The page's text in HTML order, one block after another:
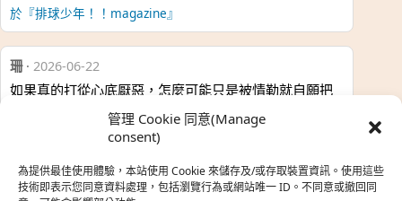
管理 Cookie 同意(Manage
consent)
為提供最佳使用體驗，本站使用 Cookie 來儲存及/或存取裝置資訊。使用這些
技術即表示您同意資料處理，包括瀏覽行為或網站唯一 ID。不同意或撤回同
於『排球少年！！magazine』
珊· 2026-06-22
如果真的打從心底厭惡，怎麼可能只是被情勒就自願把
熱帶魚·2026-06-22